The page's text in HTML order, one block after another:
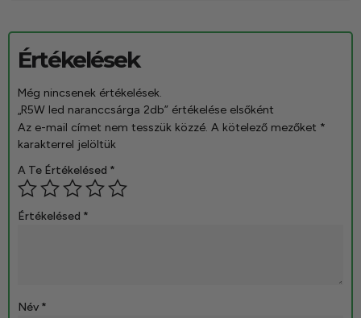
Értékelések
Még nincsenek értékelések.
„R5W led naranccsárga 2db” értékelése elsőként
Az e-mail címet nem tesszük közzé. A kötelező mezőket *
karakterrel jelöltük
A Te Értékelésed *
Értékelésed *
Név *